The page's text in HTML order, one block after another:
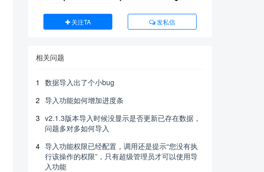
关注TA 发私信
相关问题
1
数据导入出了个小bug
2 导入功能如何增加进度条
3 v2.1.3版本导入时候没显示是否更新已存在数据，
问题多对多如何导入
4 导入功能权限已经配置，调用还是提示“您没有执
行该操作的权限”，只有超级管理员才可以使用导
入功能